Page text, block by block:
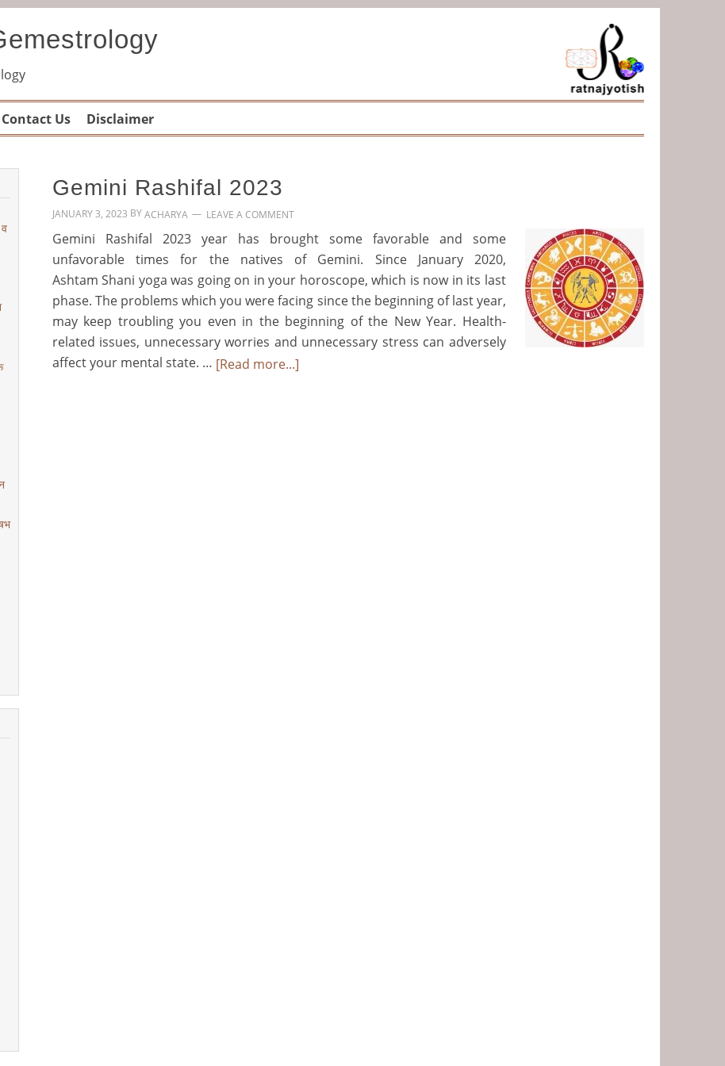
Contact Us Disclaimer
Gemini Rashifal 2023
JANUARY 3, 2023 BYACHARYA LEAVE A COMMENT
Gemini Rashifal 2023 year has brought some favorable and some
unfavorable times for the natives of Gemini. Since January 2020,
Ashtam Shani yoga was going on in your horoscope, which is now in its last
phase. The problems which you were facing since the beginning of last year,
may keep troubling you even in the beginning of the New Year. Health-
related issues, unnecessary worries and unnecessary stress can adversely
affect your mental state. … [Read more...]